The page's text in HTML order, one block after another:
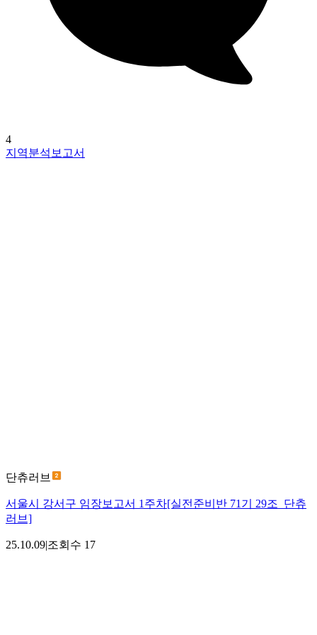
4
지역분석보고서
단츄러브
서울시 강서구 임장보고서 1주차[실전준비반 71기 29조_단츄
러브]
25.10.09|조회수 17